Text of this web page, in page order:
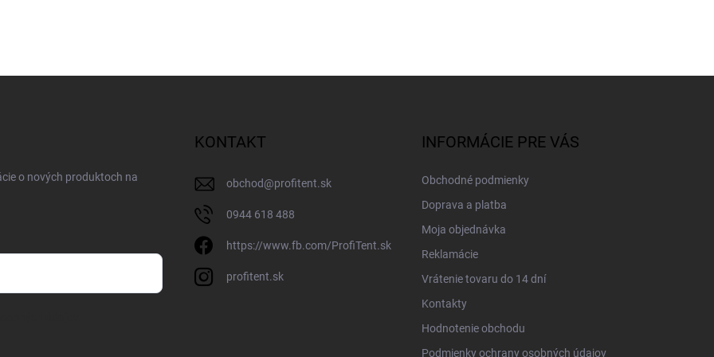
o nových produktoch na
KONTAKT
obchod@profitent.sk
0944 618 488
https://www.fb.com/ProfiTent.sk
profitent.sk
INFORMÁCIE PRE VÁS
Obchodné podmienky
Doprava a platba
Moja objednávka
Reklamácie
Vrátenie tovaru do 14 dní
Kontakty
Hodnotenie obchodu
Podmienky ochrany osobných údajov